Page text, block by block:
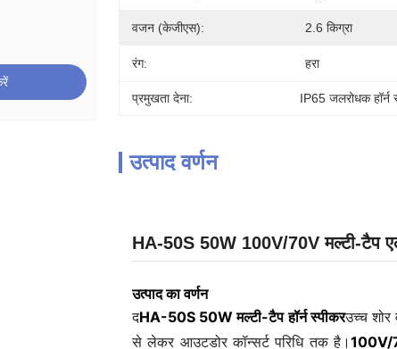
वजन (केजीएस): 2.6 किग्रा
रंग: हरा
प्रमुखता देना: IP65 जलरोधक हॉर्न
उत्पाद वर्णन
HA-50S 50W 100V/70V मल्टी-टैप
उत्पाद का वर्णन
दHA-50S 50W मल्टी-टैप हॉर्न स्पीकरउच्च शोर
से लेकर आउटडोर कॉन्सर्ट परिधि तक है। 100V/